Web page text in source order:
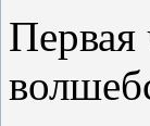
Первая